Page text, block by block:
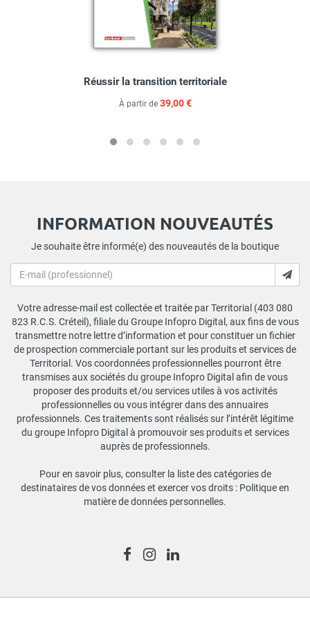
Réussir la transition territoriale
À partir de 39,00 €
INFORMATION NOUVEAUTÉS
Je souhaite être informé(e) des nouveautés de la boutique
Votre adresse-mail est collectée et traitée par Territorial (403 080
823 R.C.S. Créteil), filiale du Groupe Infopro Digital, aux fins de vous
transmettre notre lettre d’information et pour constituer un fichier
de prospection commerciale portant sur les produits et services de
Territorial. Vos coordonnées professionnelles pourront être
transmises aux sociétés du groupe Infopro Digital afin de vous
proposer des produits et/ou services utiles à vos activités
professionnelles ou vous intégrer dans des annuaires
professionnels. Ces traitements sont réalisés sur l’intérêt légitime
du groupe Infopro Digital à promouvoir ses produits et services
auprès de professionnels.
Pour en savoir plus, consulter la liste des catégories de
destinataires de vos données et exercer vos droits : Politique en
matière de données personnelles.